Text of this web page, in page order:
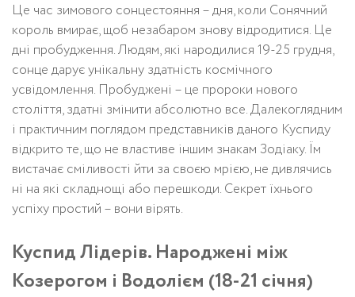
Це час зимового сонцестояння – дня, коли Сонячний
король вмирає, щоб незабаром знову відродитися. Це
дні пробудження. Людям, які народилися 19-25 грудня,
сонце дарує унікальну здатність космічного
усвідомлення. Пробуджені – це пророки нового
століття, здатні змінити абсолютно все. Далекоглядним
і практичним поглядом представників даного Куспиду
відкрито те, що не властиве іншим знакам Зодіаку. Їм
вистачає сміливості йти за своєю мрією, не дивлячись
ні на які складнощі або перешкоди. Секрет їхнього
успіху простий – вони вірять.
Куспид Лідерів. Народжені між
Козерогом і Водолієм (18-21 січня)